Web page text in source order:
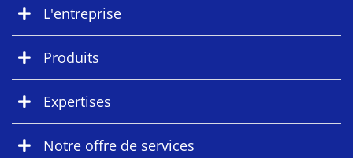
L'entreprise
Produits
Expertises
Notre offre de services